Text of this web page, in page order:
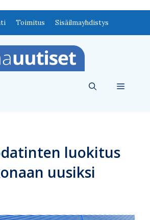
Toimitus Sisäilmayhdistys
Valikko
luokitus
uusiksi